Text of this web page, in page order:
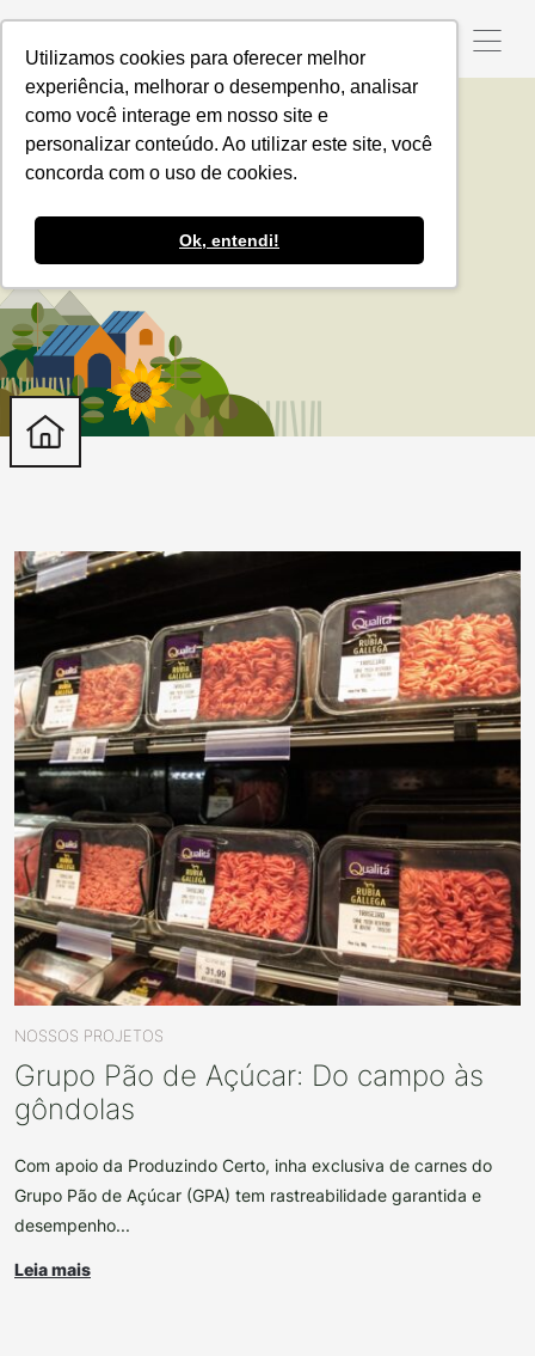
Utilizamos cookies para oferecer melhor
experiência, melhorar o desempenho, analisar
como você interage em nosso site e
personalizar conteúdo. Ao utilizar este site, você
concorda com o uso de cookies.
Ok, entendi!
Grupo Pão de Açúcar
NOSSOS PROJETOS
Grupo Pão de Açúcar: Do campo às
gôndolas
Com apoio da Produzindo Certo, inha exclusiva de carnes do
Grupo Pão de Açúcar (GPA) tem rastreabilidade garantida e
desempenho...
Leia mais